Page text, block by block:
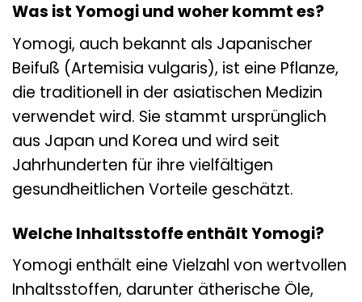
Was ist Yomogi und woher kommt es?
Yomogi, auch bekannt als Japanischer
Beifuß (Artemisia vulgaris), ist eine Pflanze,
die traditionell in der asiatischen Medizin
verwendet wird. Sie stammt ursprünglich
aus Japan und Korea und wird seit
Jahrhunderten für ihre vielfältigen
gesundheitlichen Vorteile geschätzt.
Welche Inhaltsstoffe enthält Yomogi?
Yomogi enthält eine Vielzahl von wertvollen
Inhaltsstoffen, darunter ätherische Öle,